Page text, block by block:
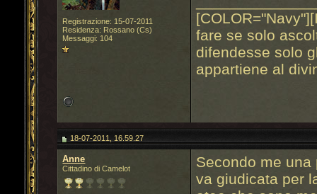
Registrazione: 15-07-2011
Residenza: Rossano (Cs)
Messaggi: 104
fare se solo
difendesse solo
appartiene al
18-07-2011, 16.59.27
Anne
Cittadino di Camelot
Secondo me
va giudicata per